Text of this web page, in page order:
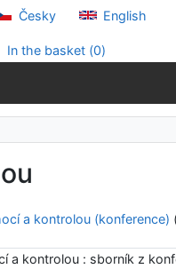
Česky English
In the basket (0)
a kontrolou (konference)
a kontrolou : sborník z